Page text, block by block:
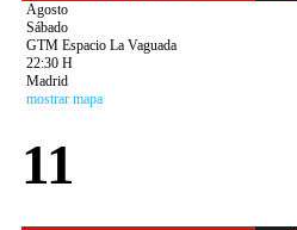
Agosto
Sábado
GTM Espacio La Vaguada
22:30 H
Madrid
mostrar mapa
11